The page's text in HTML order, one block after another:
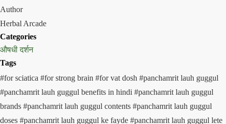
Author
Herbal Arcade
Categories
औषधी दर्शन
Tags
#for sciatica #for strong brain #for vat dosh #panchamrit lauh guggul
#panchamrit lauh guggul benefits in hindi #panchamrit lauh guggul
brands #panchamrit lauh guggul contents #panchamrit lauh guggul
doses #panchamrit lauh guggul ke fayde #panchamrit lauh guggul lete